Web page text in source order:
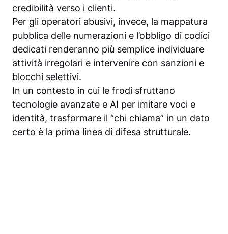
credibilità verso i clienti.
Per gli operatori abusivi, invece, la mappatura
pubblica delle numerazioni e l’obbligo di codici
dedicati renderanno più semplice individuare
attività irregolari e intervenire con sanzioni e
blocchi selettivi.
In un contesto in cui le frodi sfruttano
tecnologie avanzate e AI per imitare voci e
identità, trasformare il “chi chiama” in un dato
certo è la prima linea di difesa strutturale.